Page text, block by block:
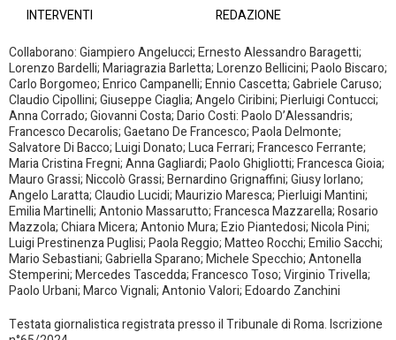
INTERVENTI
REDAZIONE
Collaborano: Giampiero Angelucci; Ernesto Alessandro Baragetti;
Lorenzo Bardelli; Mariagrazia Barletta; Lorenzo Bellicini; Paolo Biscaro;
Carlo Borgomeo; Enrico Campanelli; Ennio Cascetta; Gabriele Caruso;
Claudio Cipollini; Giuseppe Ciaglia; Angelo Ciribini; Pierluigi Contucci;
Anna Corrado; Giovanni Costa; Dario Costi: Paolo D’Alessandris;
Francesco Decarolis; Gaetano De Francesco; Paola Delmonte;
Salvatore Di Bacco; Luigi Donato; Luca Ferrari; Francesco Ferrante;
Maria Cristina Fregni; Anna Gagliardi; Paolo Ghigliotti; Francesca Gioia;
Mauro Grassi; Niccolò Grassi; Bernardino Grignaffini; Giusy Iorlano;
Angelo Laratta; Claudio Lucidi; Maurizio Maresca; Pierluigi Mantini;
Emilia Martinelli; Antonio Massarutto; Francesca Mazzarella; Rosario
Mazzola; Chiara Micera; Antonio Mura; Ezio Piantedosi; Nicola Pini;
Luigi Prestinenza Puglisi; Paola Reggio; Matteo Rocchi; Emilio Sacchi;
Mario Sebastiani; Gabriella Sparano; Michele Specchio; Antonella
Stemperini; Mercedes Tascedda; Francesco Toso; Virginio Trivella;
Paolo Urbani; Marco Vignali; Antonio Valori; Edoardo Zanchini
Testata giornalistica registrata presso il Tribunale di Roma. Iscrizione